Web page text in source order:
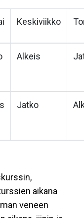
Keskiviikko
Alkeis
Jatko
aikana
veneen